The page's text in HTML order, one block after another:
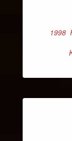
1998